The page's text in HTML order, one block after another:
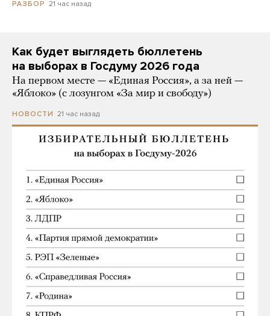
РАЗБОР 21 час назад
Как будет выглядеть бюллетень
на выборах в Госдуму 2026 года
На первом месте — «Единая Россия», а за ней —
«Яблоко» (с лозунгом «За мир и свободу»)
НОВОСТИ 21 час назад